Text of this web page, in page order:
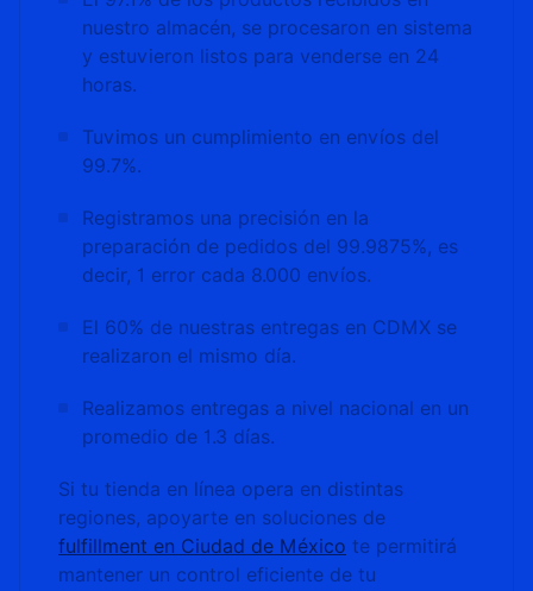
nuestro almacén, se procesaron en sistema
y estuvieron listos para venderse en 24
horas.
Tuvimos un cumplimiento en envíos del
99.7%.
Registramos una precisión en la
preparación de pedidos del 99.9875%, es
decir, 1 error cada 8.000 envíos.
El 60% de nuestras entregas en CDMX se
realizaron el mismo día.
Realizamos entregas a nivel nacional en un
promedio de 1.3 días.
Si tu tienda en línea opera en distintas
regiones, apoyarte en soluciones de
fulfillment en Ciudad de México te permitirá
mantener un control eficiente de tu